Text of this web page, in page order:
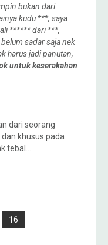
bukan dari
kudu ***, saya
****** dari ***,
sadar saja nek
harus jadi panutan,
untuk keserakahan
dari seorang
dan khusus pada
tebal….
16